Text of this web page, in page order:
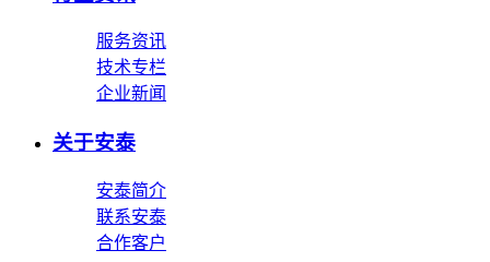
服务资讯
技术专栏
企业新闻
关于安泰
安泰简介
联系安泰
合作客户